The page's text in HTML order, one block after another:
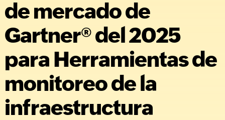
de mercado de
Gartner® del 2025
para Herramientas de
monitoreo de la
infraestructura